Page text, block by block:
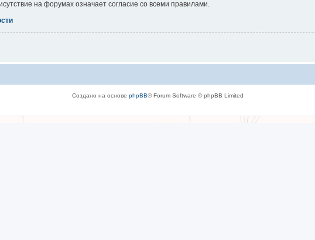
на форумах означает согласие со всеми правилами.
Создано на основе phpBB® Forum Software © phpBB Limited